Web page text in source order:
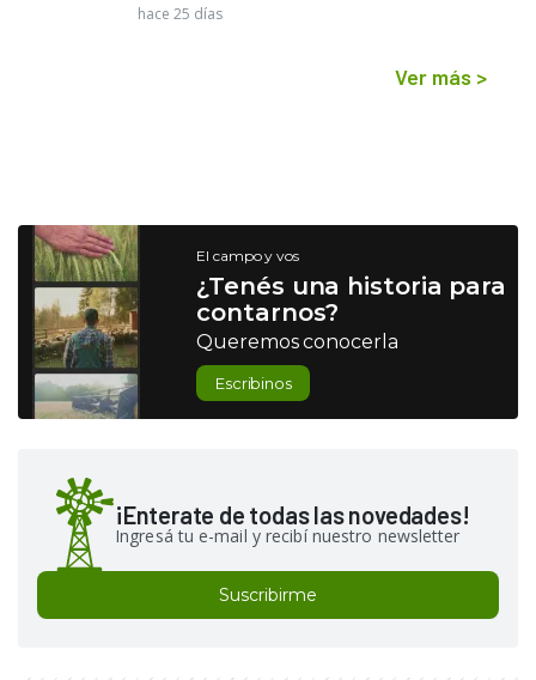
hace 25 días
Ver más >
El campo y vos
¿Tenés una historia para
contarnos?
Queremos conocerla
Escribinos
¡Enterate de todas las novedades!
Ingresá tu e-mail y recibí nuestro newsletter
Suscribirme